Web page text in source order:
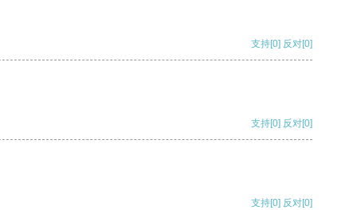
支持[0] 反对[0]
支持[0] 反对[0]
支持[0] 反对[0]